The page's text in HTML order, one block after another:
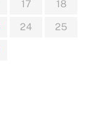
17
18
24
25